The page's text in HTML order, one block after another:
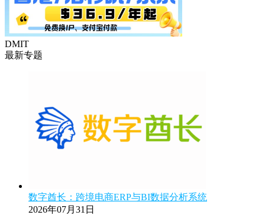
DMIT
最新专题
数字酋长：跨境电商ERP与BI数据分析系统
2026年07月31日